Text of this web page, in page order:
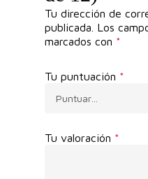
Tu dirección de
publicada. Los
marcados con *
Tu puntuación *
Tu valoración *